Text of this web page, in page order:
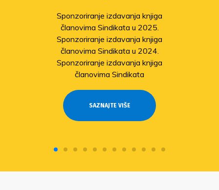
Sponzoriranje izdavanja knjiga
članovima Sindikata u 2025.
Sponzoriranje izdavanja knjiga
članovima Sindikata u 2024.
Sponzoriranje izdavanja knjiga
članovima Sindikata
SAZNAJTE VIŠE